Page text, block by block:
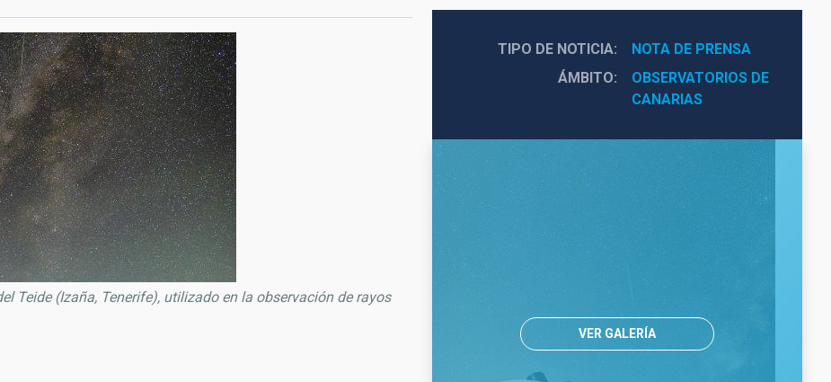
Teide (Izaña, Tenerife), utilizado en la observación de rayos
TIPO DE NOTICIA
NOTA DE PRENSA
ÁMBITO
OBSERVATORIOS DE
CANARIAS
VER GALERÍA